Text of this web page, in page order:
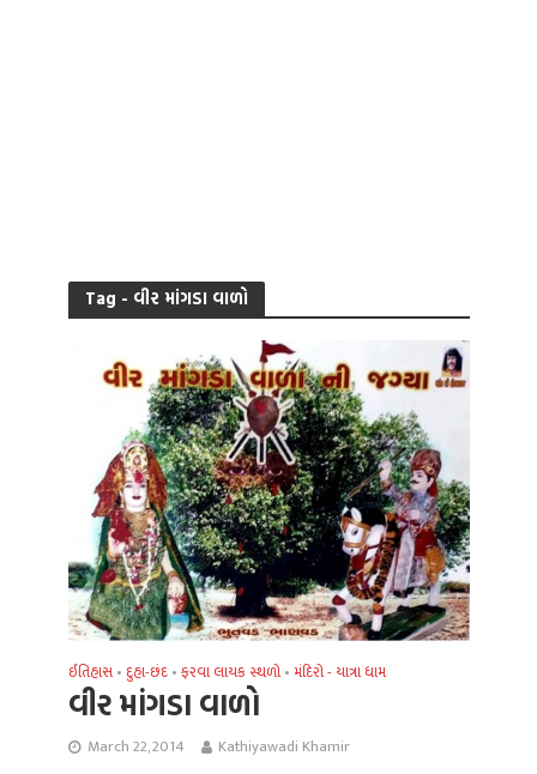
Tag - વીર માંગડા વાળો
ઈતિહાસ • દુહા-છંદ • ફરવા લાયક સ્થળો • મંદિરો - યાત્રા ધામ
વીર માંગડા વાળો
March 22, 2014 Kathiyawadi Khamir